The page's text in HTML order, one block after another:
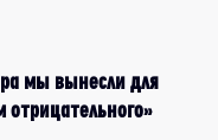
мы вынесли для
отрицательного»